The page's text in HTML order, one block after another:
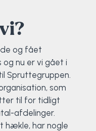
og fået
nu er vi gået i
Spruttegruppen.
som
til for tidligt
afdelinger.
hækle, har nogle